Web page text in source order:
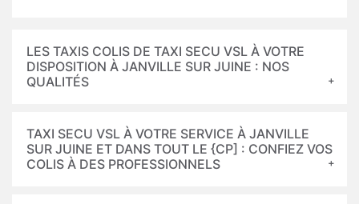
LES TAXIS COLIS DE TAXI SECU VSL À VOTRE
DISPOSITION À JANVILLE SUR JUINE : NOS
QUALITÉS
TAXI SECU VSL À VOTRE SERVICE À JANVILLE
SUR JUINE ET DANS TOUT LE {CP] : CONFIEZ VOS
COLIS À DES PROFESSIONNELS